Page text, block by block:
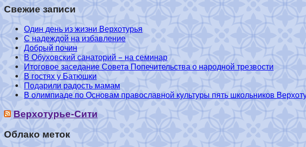
Свежие записи
Один день из жизни Верхотурья
С надеждой на избавление
Добрый почин
В Обуховский санаторий – на семинар
Итоговое заседание Совета Попечительства о народной трезвости
В гостях у Батюшки
Подарили радость мамам
В олимпиаде по Основам православной культуры пять школьников
Верхотурье-Сити
Облако меток